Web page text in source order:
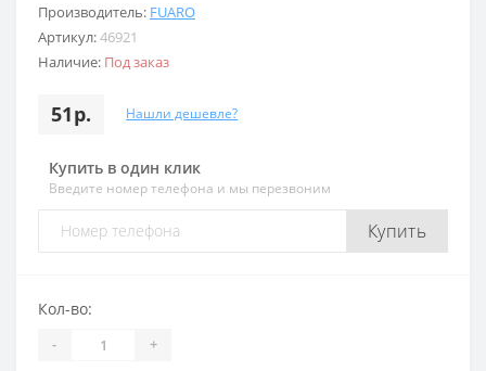
Производитель: FUARO
Артикул:46921
Наличие: Под заказ
51р. Нашли дешевле?
Купить в один клик
Введите номер телефона и мы перезвоним
Купить
Кол-во:
- +